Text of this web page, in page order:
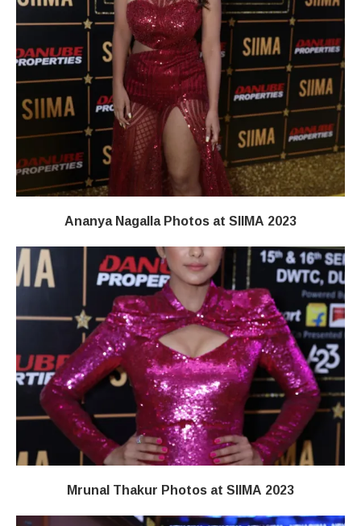
Ananya Nagalla Photos at SIIMA 2023
Mrunal Thakur Photos at SIIMA 2023